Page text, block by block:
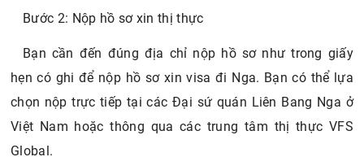
Bước 2: Nộp hồ sơ xin thị thực
Bạn cần đến đúng địa chỉ nộp hồ sơ như trong giấy
hẹn có ghi để nộp hồ sơ xin visa đi Nga. Bạn có thể lựa
chọn nộp trực tiếp tại các Đại sứ quán Liên Bang Nga ở
Việt Nam hoặc thông qua các trung tâm thị thực VFS
Global.